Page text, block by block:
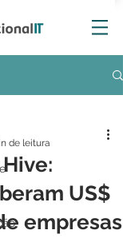
US$
empresas
de leitura